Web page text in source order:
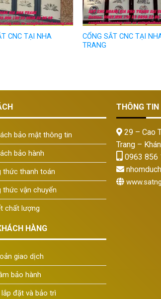
CNC TẠI NHA
CỔNG SẮT CNC TẠI
TRANG
bảo mật thông tin
bảo hành
thức thanh toán
thức vận chuyển
chất lượng
HÀNG
giao dịch
bảo hành
lắp đặt và bảo trì
THÔNG TIN
29 – Cao
Trang –
0963 856